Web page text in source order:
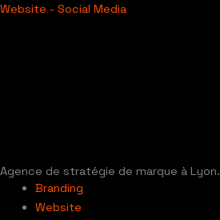
Website - Social Media
Agence de stratégie de marque à Lyon.
Branding
Website